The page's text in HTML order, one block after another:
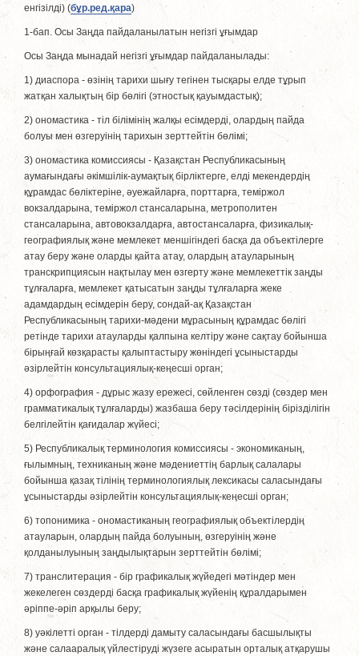
енгізiлдi) (бұр.ред.қара)
1-бап. Осы Заңда пайдаланылатын негізгі ұғымдар
Осы Заңда мынадай негізгі ұғымдар пайдаланылады:
1) диаспора - өзiнiң тарихи шығу тегiнен тысқары елде тұрып
жатқан халықтың бiр бөлiгi (этностық қауымдастық);
2) ономастика - тiл бiлiмiнiң жалқы есiмдердi, олардың пайда
болуы мен өзгеруiнiң тарихын зерттейтiн бөлiмi;
3) ономастика комиссиясы - Қазақстан Республикасының
аумағындағы әкiмшiлiк-аумақтық бiрлiктерге, елді мекендердің
құрамдас бөлiктерiне, әуежайларға, порттарға, теміржол
вокзалдарына, теміржол стансаларына, метрополитен
стансаларына, автовокзалдарға, автостансаларға, физикалық-
географиялық және мемлекет меншігіндегі басқа да объектілерге
атау беру және оларды қайта атау, олардың атауларының
транскрипциясын нақтылау мен өзгерту және мемлекеттік заңды
тұлғаларға, мемлекет қатысатын заңды тұлғаларға жеке
адамдардың есімдерін беру, сондай-ақ Қазақстан
Республикасының тарихи-мәдени мұрасының құрамдас бөлiгi
ретiнде тарихи атауларды қалпына келтiру және сақтау бойынша
бiрыңғай көзқарасты қалыптастыру жөнiндегi ұсыныстарды
әзiрлейтiн консультациялық-кеңесшi орган;
4) орфография - дұрыс жазу ережесi, сөйленген сөздi (сөздер мен
грамматикалық тұлғаларды) жазбаша беру тәсiлдерiнiң бiрiздiлiгiн
белгiлейтiн қағидалар жүйесi;
5) Республикалық терминология комиссиясы - экономиканың,
ғылымның, техниканың және мәдениеттiң барлық салалары
бойынша қазақ тiлiнiң терминологиялық лексикасы саласындағы
ұсыныстарды әзiрлейтiн консультациялық-кеңесшi орган;
6) топонимика - ономастиканың географиялық объектiлердiң
атауларын, олардың пайда болуының, өзгеруінің және
қолданылуының заңдылықтарын зерттейтiн бөлiмi;
7) транслитерация - бiр графикалық жүйедегi мәтiндер мен
жекелеген сөздердi басқа графикалық жүйенiң құралдарымен
әрiппе-әріп арқылы беру;
8) уәкілетті орган - тілдерді дамыту саласындағы басшылықты
және салааралық үйлестіруді жүзеге асыратын орталық атқарушы